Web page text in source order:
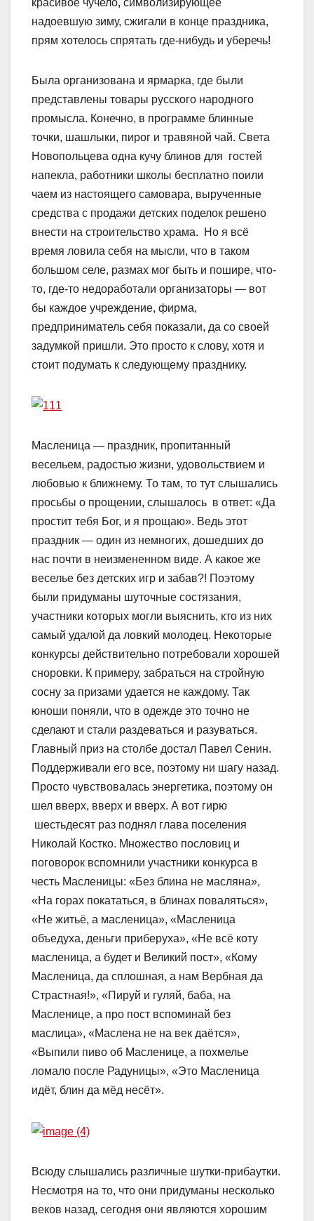
красивое чучело, символизирующее
надоевшую зиму, сжигали в конце праздника,
прям хотелось спрятать где-нибудь и уберечь!
Была организована и ярмарка, где были
представлены товары русского народного
промысла. Конечно, в программе блинные
точки, шашлыки, пирог и травяной чай. Света
Новопольцева одна кучу блинов для гостей
напекла, работники школы бесплатно поили
чаем из настоящего самовара, вырученные
средства с продажи детских поделок решено
внести на строительство храма. Но я всё
время ловила себя на мысли, что в таком
большом селе, размах мог быть и пошире, что-
то, где-то недоработали организаторы — вот
бы каждое учреждение, фирма,
предприниматель себя показали, да со своей
задумкой пришли. Это просто к слову, хотя и
стоит подумать к следующему празднику.
Масленица — праздник, пропитанный
весельем, радостью жизни, удовольствием и
любовью к ближнему. То там, то тут слышались
просьбы о прощении, слышалось в ответ: «Да
простит тебя Бог, и я прощаю». Ведь этот
праздник — один из немногих, дошедших до
нас почти в неизмененном виде. А какое же
веселье без детских игр и забав?! Поэтому
были придуманы шуточные состязания,
участники которых могли выяснить, кто из них
самый удалой да ловкий молодец. Некоторые
конкурсы действительно потребовали хорошей
сноровки. К примеру, забраться на стройную
сосну за призами удается не каждому. Так
юноши поняли, что в одежде это точно не
сделают и стали раздеваться и разуваться.
Главный приз на столбе достал Павел Сенин.
Поддерживали его все, поэтому ни шагу назад.
Просто чувствовалась энергетика, поэтому он
шел вверх, вверх и вверх. А вот гирю
шестьдесят раз поднял глава поселения
Николай Костко. Множество пословиц и
поговорок вспомнили участники конкурса в
честь Масленицы: «Без блина не масляна»,
«На горах покататься, в блинах поваляться»,
«Не житьё, а масленица», «Масленица
объедуха, деньги приберуха», «Не всё коту
масленица, а будет и Великий пост», «Кому
Масленица, да сплошная, а нам Вербная да
Страстная!», «Пируй и гуляй, баба, на
Масленице, а про пост вспоминай без
маслица», «Маслена не на век даётся»,
«Выпили пиво об Масленице, а похмелье
ломало после Радуницы», «Это Масленица
идёт, блин да мёд несёт».
Всюду слышались различные шутки-прибаутки.
Несмотря на то, что они придуманы несколько
веков назад, сегодня они являются хорошим